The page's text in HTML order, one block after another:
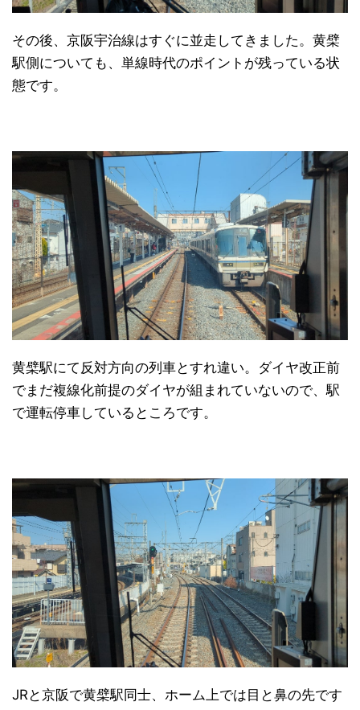
その後、京阪宇治線はすぐに並走してきました。黄檗
駅側についても、単線時代のポイントが残っている状
態です。
黄檗駅にて反対方向の列車とすれ違い。ダイヤ改正前
でまだ複線化前提のダイヤが組まれていないので、駅
で運転停車しているところです。
JRと京阪で黄檗駅同士、ホーム上では目と鼻の先です